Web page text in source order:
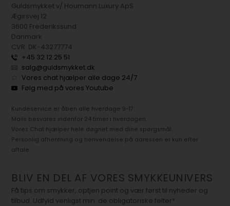
Guldsmykket v/ Houmann Luxury ApS
Ægirsvej 12
3600 Frederikssund
Danmark
CVR: DK-43277774
+45 32 12 25 51
salg@guldsmykket.dk
Vores chat hjælper alle dage 24/7
Følg med på vores Youtube
Kundeservice er åben alle hverdage 9-17.
Mails besvares indenfor 24 timer i hverdagen.
Vores Chat hjælper hele døgnet med dine spørgsmål.
Personlig afhentning og henvendelse på adressen er kun efter
aftale.
BLIV EN DEL AF VORES SMYKKEUNIVERS
Få tips om smykker, optjen point og vær først til nyheder og
tilbud. Udfyld venligst min. de obligatoriske felter*